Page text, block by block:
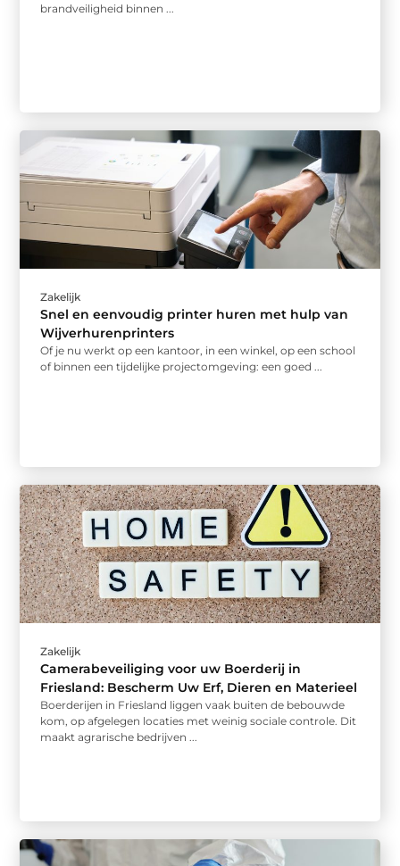
brandveiligheid binnen ...
Zakelijk
Snel en eenvoudig printer huren met hulp van
Wijverhurenprinters
Of je nu werkt op een kantoor, in een winkel, op een school
of binnen een tijdelijke projectomgeving: een goed ...
Zakelijk
Camerabeveiliging voor uw Boerderij in
Friesland: Bescherm Uw Erf, Dieren en Materieel
Boerderijen in Friesland liggen vaak buiten de bebouwde
kom, op afgelegen locaties met weinig sociale controle. Dit
maakt agrarische bedrijven ...